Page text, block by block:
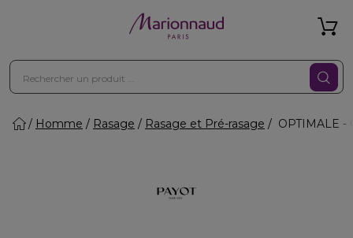
Homme Rasage Rasage et Pré-rasage OPTIMALE -